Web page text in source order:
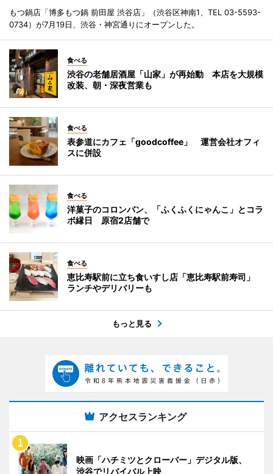
もつ鍋店「博多もつ鍋 前田屋 渋谷店」（渋谷区神南1、TEL 03-5593-
0734）が7月19日、渋谷・神宮通りにオープンした。
食べる
渋谷の老舗居酒屋「山家」が再始動 本店を大規模
改装、朝・深夜営業も
食べる
表参道にカフェ「goodcoffee」 運営会社オフィ
スに併設
食べる
洋菓子のコロンバン、「ふくふくにゃんこ」とコラ
ボ縁日 原宿2店舗で
食べる
恵比寿駅前に立ち食いすし店「恵比寿駅前寿司」
ランチやデリバリーも
もっと見る
アクセスランキング
映画「ハチミツとクローバー」デジタル版、
渋谷でリバイバル上映